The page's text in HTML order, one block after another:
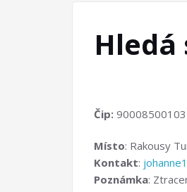
Hledá
Čip:
Místo: Rakousy
Kontakt:
Poznámka: